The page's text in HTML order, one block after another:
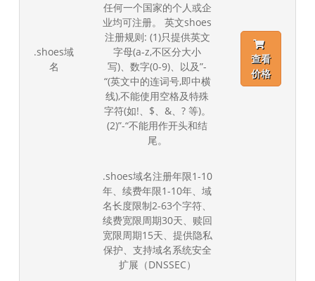
.shoes域
名
任何一个国家的个人或企
业均可注册。 英文shoes
注册规则: (1)只提供英文
字母(a-z,不区分大小
写)、数字(0-9)、以及”-
“(英文中的连词号,即中横
线),不能使用空格及特殊
字符(如!、$、&、? 等)。
(2)”-“不能用作开头和结
尾。
.shoes域名注册年限1-10
年、续费年限1-10年、域
名长度限制2-63个字符、
续费宽限周期30天、赎回
宽限周期15天、提供隐私
保护、支持域名系统安全
扩展（DNSSEC）
查看
价格